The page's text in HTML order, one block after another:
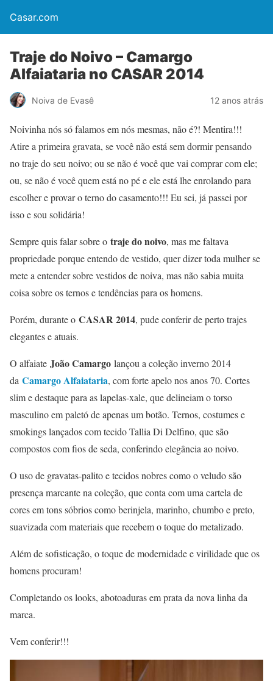
Casar.com
Traje do Noivo – Camargo
Alfaiataria no CASAR 2014
Noiva de Evasê 12 anos atrás
Noivinha nós só falamos em nós mesmas, não é?! Mentira!!!
Atire a primeira gravata, se você não está sem dormir pensando
no traje do seu noivo; ou se não é você que vai comprar com ele;
ou, se não é você quem está no pé e ele está lhe enrolando para
escolher e provar o terno do casamento!!! Eu sei, já passei por
isso e sou solidária!
Sempre quis falar sobre o traje do noivo, mas me faltava
propriedade porque entendo de vestido, quer dizer toda mulher se
mete a entender sobre vestidos de noiva, mas não sabia muita
coisa sobre os ternos e tendências para os homens.
Porém, durante o CASAR 2014, pude conferir de perto trajes
elegantes e atuais.
O alfaiate João Camargo lançou a coleção inverno 2014
da Camargo Alfaiataria, com forte apelo nos anos 70. Cortes
slim e destaque para as lapelas-xale, que delineiam o torso
masculino em paletó de apenas um botão. Ternos, costumes e
smokings lançados com tecido Tallia Di Delfino, que são
compostos com fios de seda, conferindo elegância ao noivo.
O uso de gravatas-palito e tecidos nobres como o veludo são
presença marcante na coleção, que conta com uma cartela de
cores em tons sóbrios como berinjela, marinho, chumbo e preto,
suavizada com materiais que recebem o toque do metalizado.
Além de sofisticação, o toque de modernidade e virilidade que os
homens procuram!
Completando os looks, abotoaduras em prata da nova linha da
marca.
Vem conferir!!!